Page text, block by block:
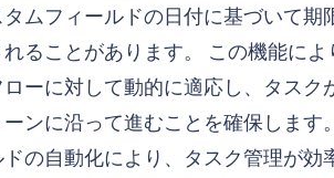
ムフィールドの日付に基づいて期
ることがあります。 この機能によ
ーに対して動的に適応し、タスク
ンに沿って進むことを確保します
の自動化により、タスク管理が効